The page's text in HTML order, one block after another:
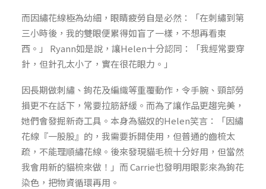
而因繡花線極為幼細，眼睛疲勞自是必然：「在刺繡到第
三小時後，我的雙眼便累得如盲了一樣，不想再看東
西。」 Ryann如是說，讓Helen十分認同：「我經常要穿
針，但針孔太小了，實在很花眼力。」
因長期做刺繡、鉤花及編織等重覆動作，令手腕、頸部勞
損更不在話下，常要拉筋舒緩。而為了讓作品更趨完美，
她們會發掘新奇工具。本身為貓奴的Helen笑言：「因繡
花線『一股股』的，我需要拆開使用，但普通的齒梳太
疏，不能理順繡花線。後來發現貓毛梳十分好用，但當然
我會用新的貓梳來做！」而 Carrie也發明用眼影來為鉤花
染色，把物資循環再用。